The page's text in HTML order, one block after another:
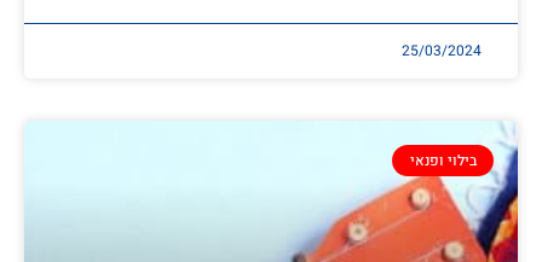
25/03/2024
בילוי ופנאי